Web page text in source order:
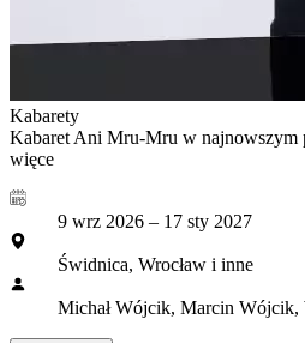
Kabarety
Kabaret Ani Mru-Mru w najnowszym
więce
9 wrz 2026 – 17 sty 2027
Świdnica, Wrocław i inne
Michał Wójcik, Marcin Wójcik,